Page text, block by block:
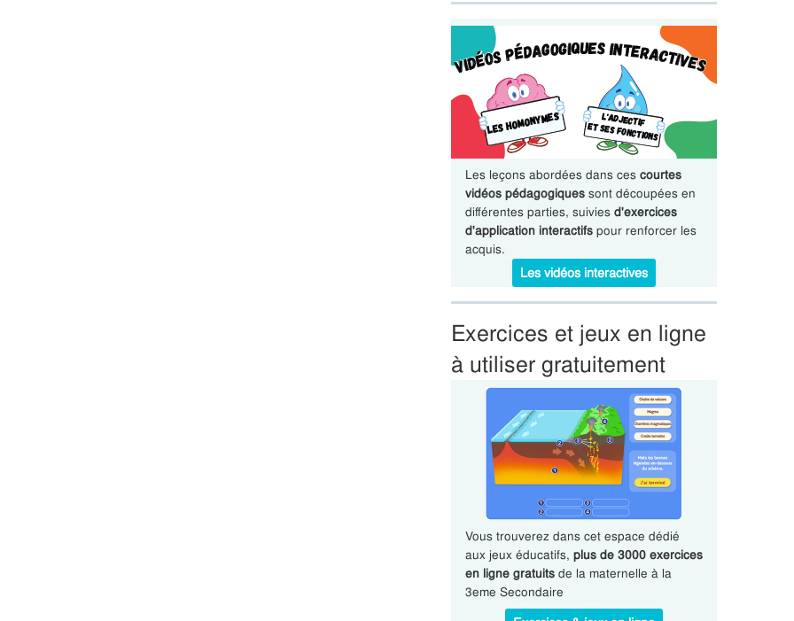
Les leçons abordées dans ces courtes
vidéos pédagogiquessont découpées en
différentes parties, suivies d'exercices
d'application interactifspour renforcer les
acquis.
Les vidéos interactives
Exercices et jeux en ligne
à utiliser gratuitement
Vous trouverez dans cet espace dédié
aux jeux éducatifs, plus de 3000 exercices
en ligne gratuitsde la maternelle à la
3eme Secondaire